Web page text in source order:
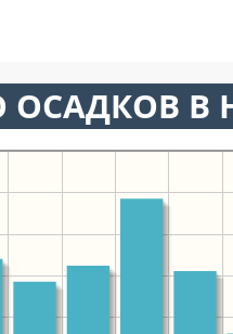
ОСАДКОВ В